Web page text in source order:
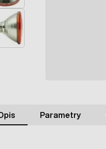
Parametry